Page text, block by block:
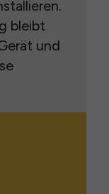
bleibt
und